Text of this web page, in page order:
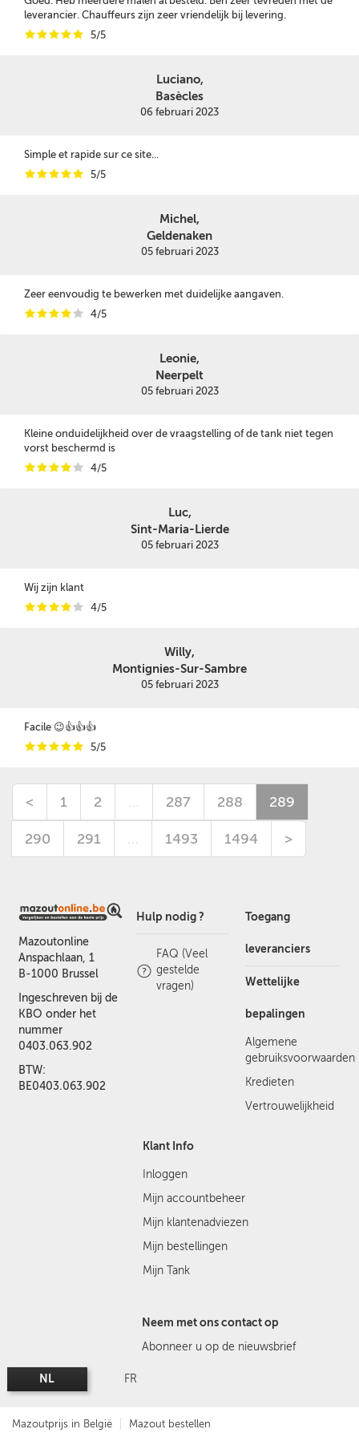
leverancier. Chauffeurs zijn zeer vriendelijk bij levering.
iiiii 5/5
Luciano,
Basècles
06 februari 2023
Simple et rapide sur ce site...
iiiii 5/5
Michel,
Geldenaken
05 februari 2023
Zeer eenvoudig te bewerken met duidelijke aangaven.
iiiii 4/5
Leonie,
Neerpelt
05 februari 2023
Kleine onduidelijkheid over de vraagstelling of de tank niet tegen
vorst beschermd is
iiiii 4/5
Luc,
Sint-Maria-Lierde
05 februari 2023
Wij zijn klant
iiiii 4/5
Willy,
Montignies-Sur-Sambre
05 februari 2023
Facile 😉👍👍👍
iiiii 5/5
< 1 2 … 287 288 289
290 291 … 1493 1494 >
Mazoutonline
Anspachlaan, 1
B-1000 Brussel
Ingeschreven bij de
KBO onder het
nummer
0403.063.902
BTW:
BE0403.063.902
Hulp nodig ?
FAQ (Veel
gestelde
vragen)
Toegang
leveranciers
Wettelijke
bepalingen
Algemene
gebruiksvoorwaarden
Kredieten
Vertrouwelijkheid
Klant Info
Inloggen
Mijn accountbeheer
Mijn klantenadviezen
Mijn bestellingen
Mijn Tank
Neem met ons contact op
Abonneer u op de nieuwsbrief
NL FR
Mazoutprijs in België Mazout bestellen